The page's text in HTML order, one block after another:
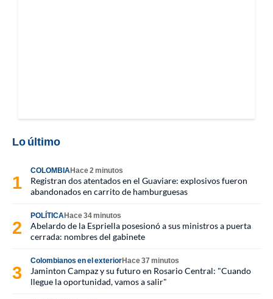
Lo último
COLOMBIAHace 2 minutos
Registran dos atentados en el Guaviare: explosivos fueron
abandonados en carrito de hamburguesas
POLÍTICAHace 34 minutos
Abelardo de la Espriella posesionó a sus ministros a puerta
cerrada: nombres del gabinete
Colombianos en el exteriorHace 37 minutos
Jaminton Campaz y su futuro en Rosario Central: "Cuando
llegue la oportunidad, vamos a salir"